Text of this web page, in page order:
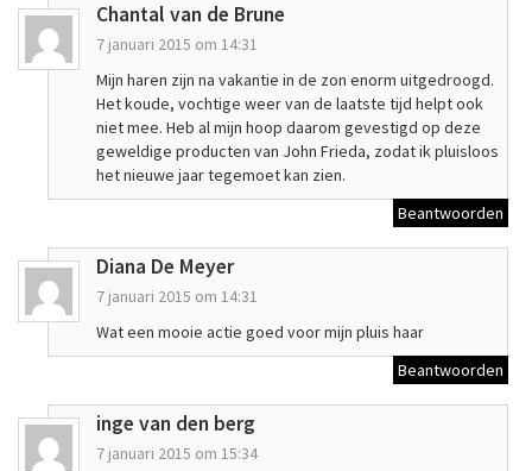
Chantal van de Brune
7 januari 2015 om 14:31
Mijn haren zijn na vakantie in de zon enorm uitgedroogd.
Het koude, vochtige weer van de laatste tijd helpt ook
niet mee. Heb al mijn hoop daarom gevestigd op deze
geweldige producten van John Frieda, zodat ik pluisloos
het nieuwe jaar tegemoet kan zien.
Beantwoorden
Diana De Meyer
7 januari 2015 om 14:31
Wat een mooie actie goed voor mijn pluis haar
Beantwoorden
inge van den berg
7 januari 2015 om 15:34